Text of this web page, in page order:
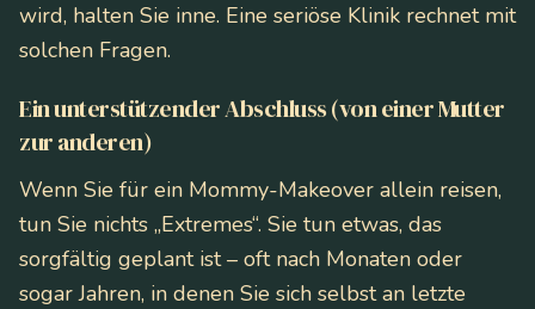
wird, halten Sie inne. Eine seriöse Klinik rechnet mit
solchen Fragen.
Ein unterstützender Abschluss (von einer Mutter
zur anderen)
Wenn Sie für ein Mommy-Makeover allein reisen,
tun Sie nichts „Extremes“. Sie tun etwas, das
sorgfältig geplant ist – oft nach Monaten oder
sogar Jahren, in denen Sie sich selbst an letzte